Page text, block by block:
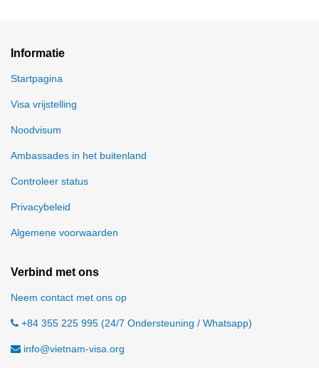
Informatie
Startpagina
Visa vrijstelling
Noodvisum
Ambassades in het buitenland
Controleer status
Privacybeleid
Algemene voorwaarden
Verbind met ons
Neem contact met ons op
+84 355 225 995 (24/7 Ondersteuning / Whatsapp)
info@vietnam-visa.org